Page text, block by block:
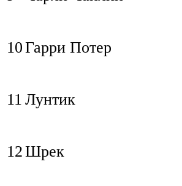
10Гарри Потер
11 Лунтик
12Шрек